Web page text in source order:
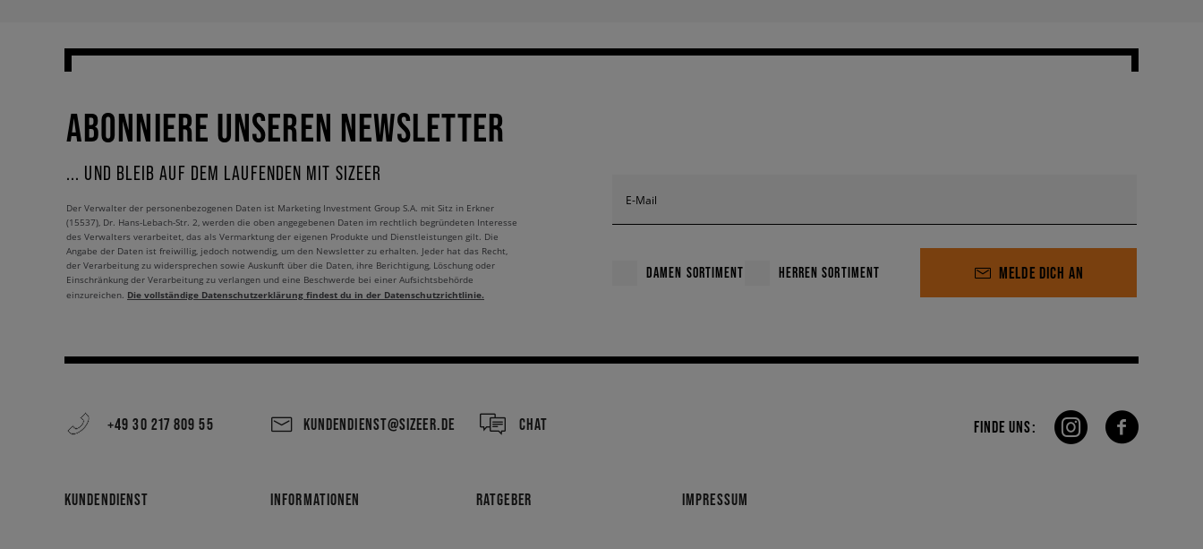
ABONNIERE UNSEREN NEWSLETTER
... UND BLEIB AUF DEM LAUFENDEN MIT SIZEER
E-Mail
DAMEN SORTIMENT HERREN SORTIMENT MELDE DICH AN
Der Verwalter der personenbezogenen Daten ist Marketing Investment Group S.A. mit Sitz in Erkner
(15537), Dr. Hans-Lebach-Str. 2, werden die oben angegebenen Daten im rechtlich begründeten Interesse
des Verwalters verarbeitet, das als Vermarktung der eigenen Produkte und Dienstleistungen gilt. Die
Angabe der Daten ist freiwillig, jedoch notwendig, um den Newsletter zu erhalten. Jeder hat das Recht,
der Verarbeitung zu widersprechen sowie Auskunft über die Daten, ihre Berichtigung, Löschung oder
Einschränkung der Verarbeitung zu verlangen und eine Beschwerde bei einer Aufsichtsbehörde
einzureichen. Die vollständige Datenschutzerklärung findest du in der Datenschutzrichtlinie.
+49 30 217 809 55 KUNDENDIENST@SIZEER.DE CHAT
KUNDENDIENST INFORMATIONEN RATGEBER IMPRESSUM
FINDE UNS: